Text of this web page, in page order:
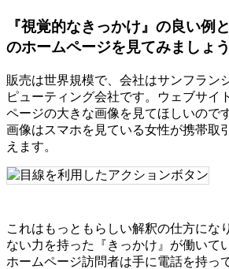
『視覚的なきっかけ』の良い例
のホームページを見てみましょう
販売は世界規模で、会社はサンフラン
ピューティング会社です。ウェブサイ
ページの大きな画像を見てほしいのです
画像はスマホを見ている女性が携帯取
えます。
これはもっともらしい解釈の仕方にな
ない力を持った『きっかけ』が働いて
ホームページ訪問者は手に電話を持っ